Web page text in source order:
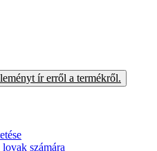
ír erről a termékről.
számára